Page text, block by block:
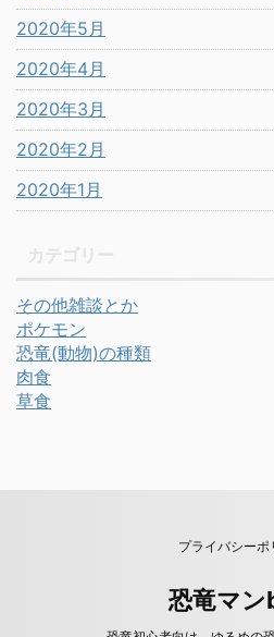
2020年5月
2020年4月
2020年3月
2020年2月
2020年1月
その他雑談とか
ポケモン
恐竜(動物)の種類
肉食
草食
プライバシーポ
恐竜マ